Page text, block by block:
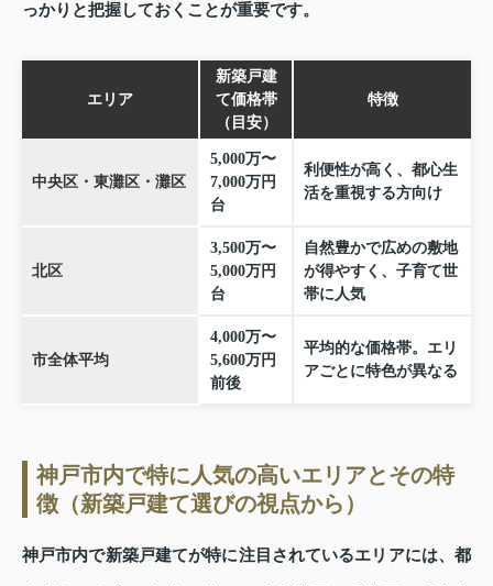
っかりと把握しておくことが重要です。
エリア
新築戸建
て価格帯
（目安）
特徴
中央区・東灘区・灘区
5,000万〜
7,000万円
台
利便性が高く、都心生
活を重視する方向け
北区
3,500万〜
5,000万円
台
自然豊かで広めの敷地
が得やすく、子育て世
帯に人気
市全体平均
4,000万〜
5,600万円
前後
平均的な価格帯。エリ
アごとに特色が異なる
神戸市内で特に人気の高いエリアとその特
徴（新築戸建て選びの視点から）
神戸市内で新築戸建てが特に注目されているエリアには、都